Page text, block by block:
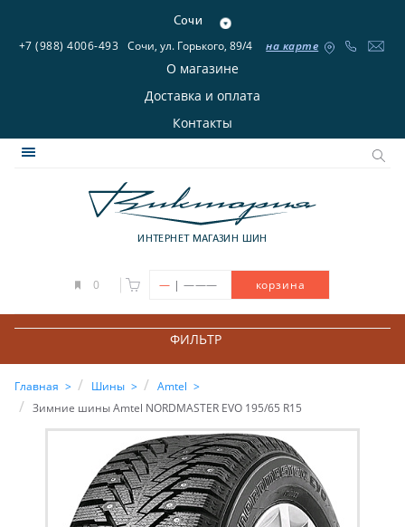
Сочи
+7 (988) 4006-493 Сочи, ул. Горького, 89/4 на карте
О магазине
Доставка и оплата
Контакты
ИНТЕРНЕТ МАГАЗИН ШИН
0 — | ——— корзина
ФИЛЬТР
Главная Шины
Amtel
Зимние шины Amtel NORDMASTER EVO 195/65 R15